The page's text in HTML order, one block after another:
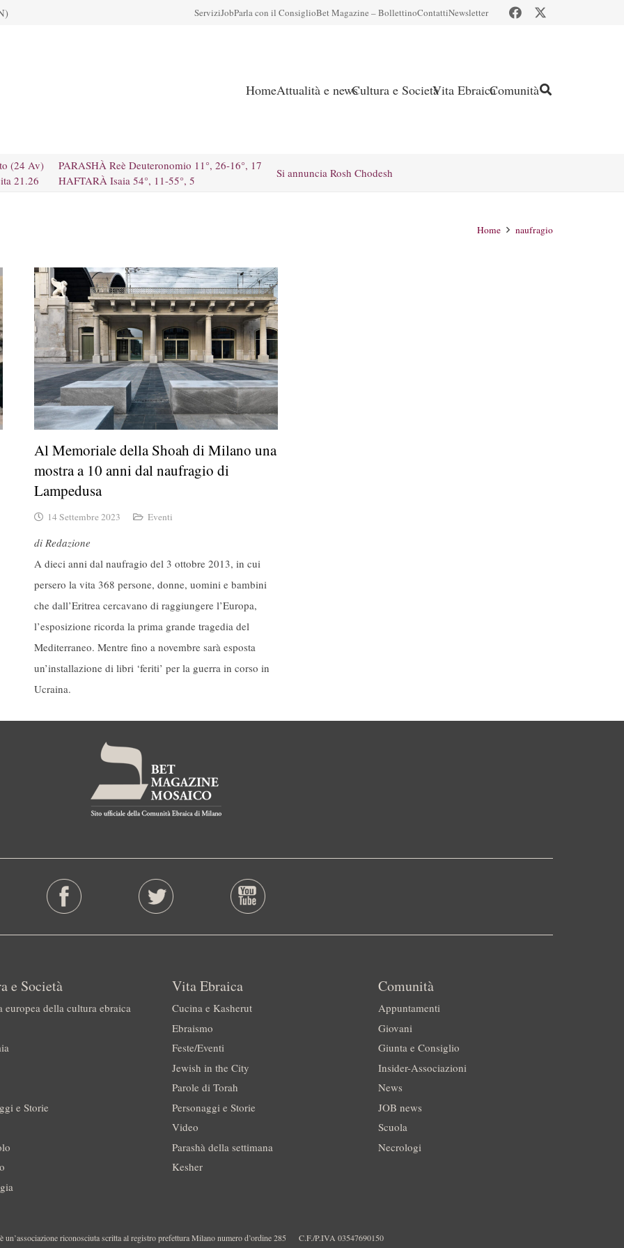
ServiziJobParla con il ConsiglioBet Magazine – BollettinoContattiNewsletter
HomeAttualità e newsCultura e SocietàVita EbraicaComunità
(24 Av)
21.26
PARASHÀ Reè Deuteronomio 11°, 26-16°, 17
HAFTARÀ Isaia 54°, 11-55°, 5
Si annuncia Rosh Chodesh
Home naufragio
Al Memoriale della Shoah di Milano una
mostra a 10 anni dal naufragio di
Lampedusa
14 Settembre 2023 Eventi
di Redazione
A dieci anni dal naufragio del 3 ottobre 2013, in cui
persero la vita 368 persone, donne, uomini e bambini
che dall’Eritrea cercavano di raggiungere l’Europa,
l’esposizione ricorda la prima grande tragedia del
Mediterraneo. Mentre fino a novembre sarà esposta
un’installazione di libri ‘feriti’ per la guerra in corso in
Ucraina.
e Società
europea della cultura ebraica
e Storie
Vita Ebraica
Cucina e Kasherut
Ebraismo
Feste/Eventi
Jewish in the City
Parole di Torah
Personaggi e Storie
Video
Parashà della settimana
Kesher
Comunità
Appuntamenti
Giovani
Giunta e Consiglio
Insider-Associazioni
News
JOB news
Scuola
Necrologi
un’associazione riconosciuta scritta al registro prefettura Milano numero d’ordine 285 C.F./P.IVA 03547690150